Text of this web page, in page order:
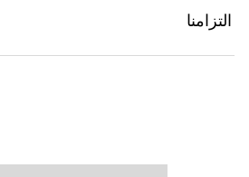
التزامنا